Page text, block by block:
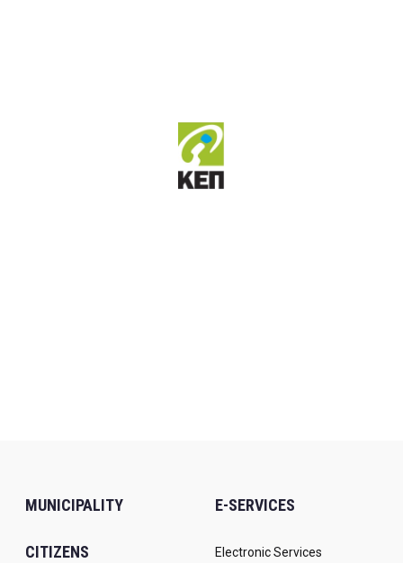
MUNICIPALITY
CITIZENS
E-SERVICES
Electronic Services